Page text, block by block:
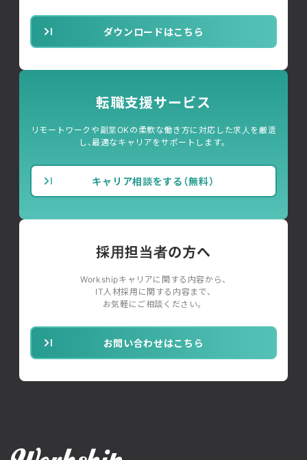
ダウンロードはこちら
転職支援サービス
リモートワークや副業OKの柔軟な働き方に対応した求人を厳選
し、最適なキャリアをサポートします。
キャリア相談をする（無料）
採用担当者の方へ
Workshipキャリアに関する内容から、
IT人材採用に関する内容まで、
お気軽にご相談ください。
お問い合わせはこちら